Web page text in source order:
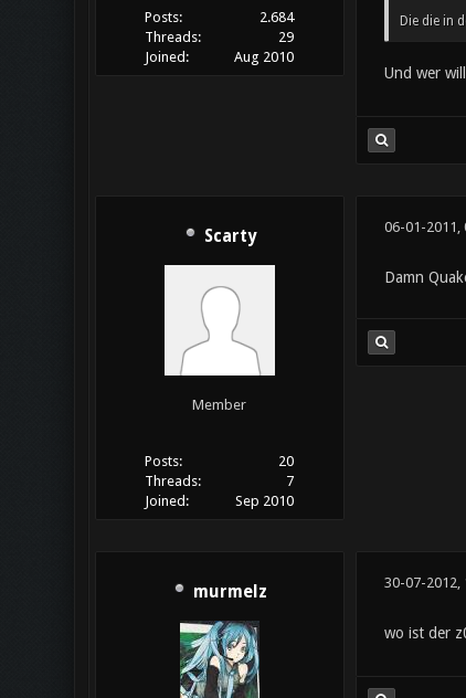
Posts:
2.684
Threads:
29
Joined:
Aug 2010
Die die in
Und wer
Scarty
Member
Posts:
20
Threads:
7
Joined:
Sep 2010
06-01-2011,
Damn
murmelz 30-07-2012,
wo ist der